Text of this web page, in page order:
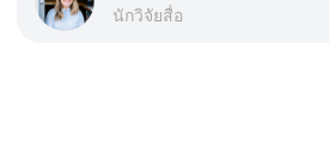
นักวิจัยสื่อ